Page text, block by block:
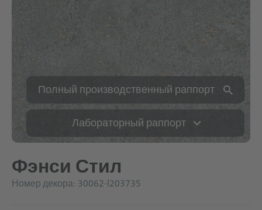
Устойчивое развитие
Карьера
Полный производственный раппорт
Лабораторный раппорт
Фэнси Стил
Номер декора: 30062-l203735